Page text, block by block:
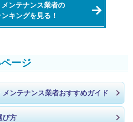
ンテナンス業者の
キングを見る！
ージ
ンテナンス業者おすすめガイド
び方